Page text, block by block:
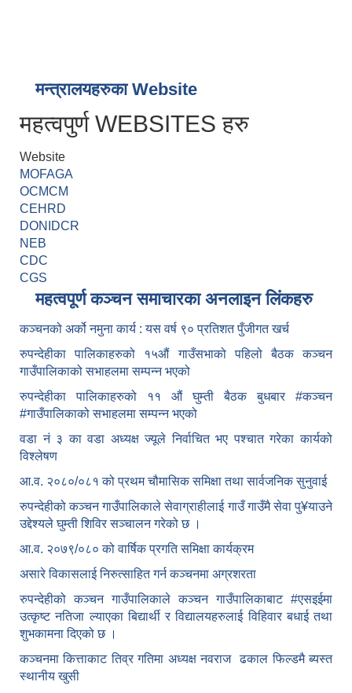
मन्त्रालयहरुका Website
महत्वपुर्ण WEBSITES हरु
Website
MOFAGA
OCMCM
CEHRD
DONIDCR
NEB
CDC
CGS
महत्वपूर्ण कञ्चन समाचारका अनलाइन लिंकहरु
कञ्चनको अर्को नमुना कार्य : यस वर्ष ९० प्रतिशत पुँजीगत खर्च
रुपन्देहीका पालिकाहरुको १५औं गाउँसभाको पहिलो बैठक कञ्चन
गाउँपालिकाको सभाहलमा सम्पन्न भएको
रुपन्देहीका पालिकाहरुको ११ औं घुम्ती बैठक बुधबार #कञ्चन
#गाउँपालिकाको सभाहलमा सम्पन्न भएको
वडा नं ३ का वडा अध्यक्ष ज्यूले निर्वाचित भए पश्चात गरेका कार्यको
विश्लेषण
आ.व. २०८०/०८१ को प्रथम चौमासिक समिक्षा तथा सार्वजनिक सुनुवाई
रुपन्देहीको कञ्चन गाउँपालिकाले सेवाग्राहीलाई गाउँ गाउँमै सेवा पु¥याउने
उद्देश्यले घुम्ती शिविर सञ्चालन गरेको छ ।
आ.व. २०७९/०८० को वार्षिक प्रगति समिक्षा कार्यक्रम
असारे विकासलाई निरुत्साहित गर्न कञ्चनमा अग्रशरता
रुपन्देहीको कञ्चन गाउँपालिकाले कञ्चन गाउँपालिकाबाट #एसइईमा
उत्कृष्ट नतिजा ल्याएका बिद्यार्थी र विद्यालयहरुलाई विहिवार बधाई तथा
शुभकामना दिएको छ ।
कञ्चनमा कित्ताकाट तिव्र गतिमा अध्यक्ष नवराज ढकाल फिल्डमै ब्यस्त
स्थानीय खुसी